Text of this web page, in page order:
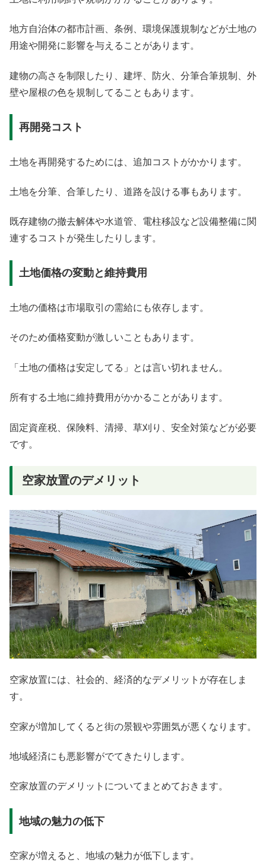
地方自治体の都市計画、条例、環境保護規制などが土地の
用途や開発に影響を与えることがあります。
建物の高さを制限したり、建坪、防火、分筆合筆規制、外
壁や屋根の色を規制してることもあります。
再開発コスト
土地を再開発するためには、追加コストがかかります。
土地を分筆、合筆したり、道路を設ける事もあります。
既存建物の撤去解体や水道管、電柱移設など設備整備に関
連するコストが発生したりします。
土地価格の変動と維持費用
土地の価格は市場取引の需給にも依存します。
そのため価格変動が激しいこともあります。
「土地の価格は安定してる」とは言い切れません。
所有する土地に維持費用がかかることがあります。
固定資産税、保険料、清掃、草刈り、安全対策などが必要
です。
空家放置のデメリット
空家放置には、社会的、経済的なデメリットが存在しま
す。
空家が増加してくると街の景観や雰囲気が悪くなります。
地域経済にも悪影響がでてきたりします。
空家放置のデメリットについてまとめておきます。
地域の魅力の低下
空家が増えると、地域の魅力が低下します。